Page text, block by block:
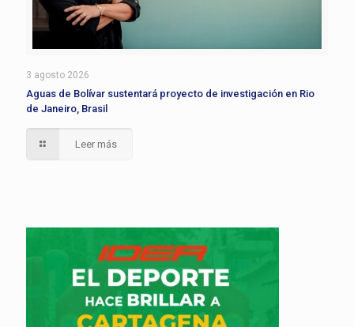
3 agosto 2026
Aguas de Bolívar sustentará proyecto de investigación en Rio
de Janeiro, Brasil
Leer más